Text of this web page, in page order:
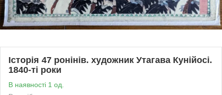
Історія 47 ронінів. художник Утагава Кунійосі.
1840-ті роки
В наявності 1 од.